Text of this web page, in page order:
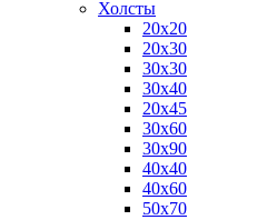
Холсты
20х20
20х30
30х30
30х40
20х45
30х60
30х90
40х40
40х60
50х70